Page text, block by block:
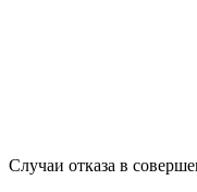
Случаи отказа в